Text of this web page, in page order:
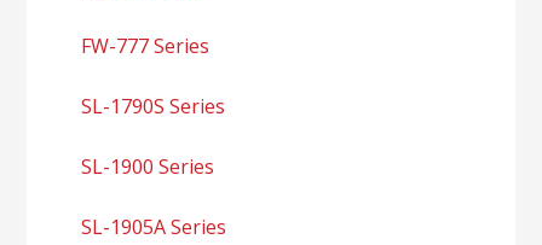
FW-777 Series
SL-1790S Series
SL-1900 Series
SL-1905A Series